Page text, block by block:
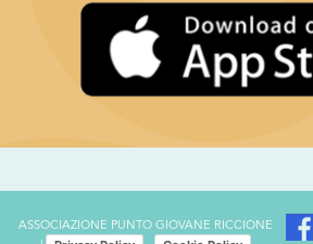
ASSOCIAZIONE PUNTO GIOVANE RICCIONE